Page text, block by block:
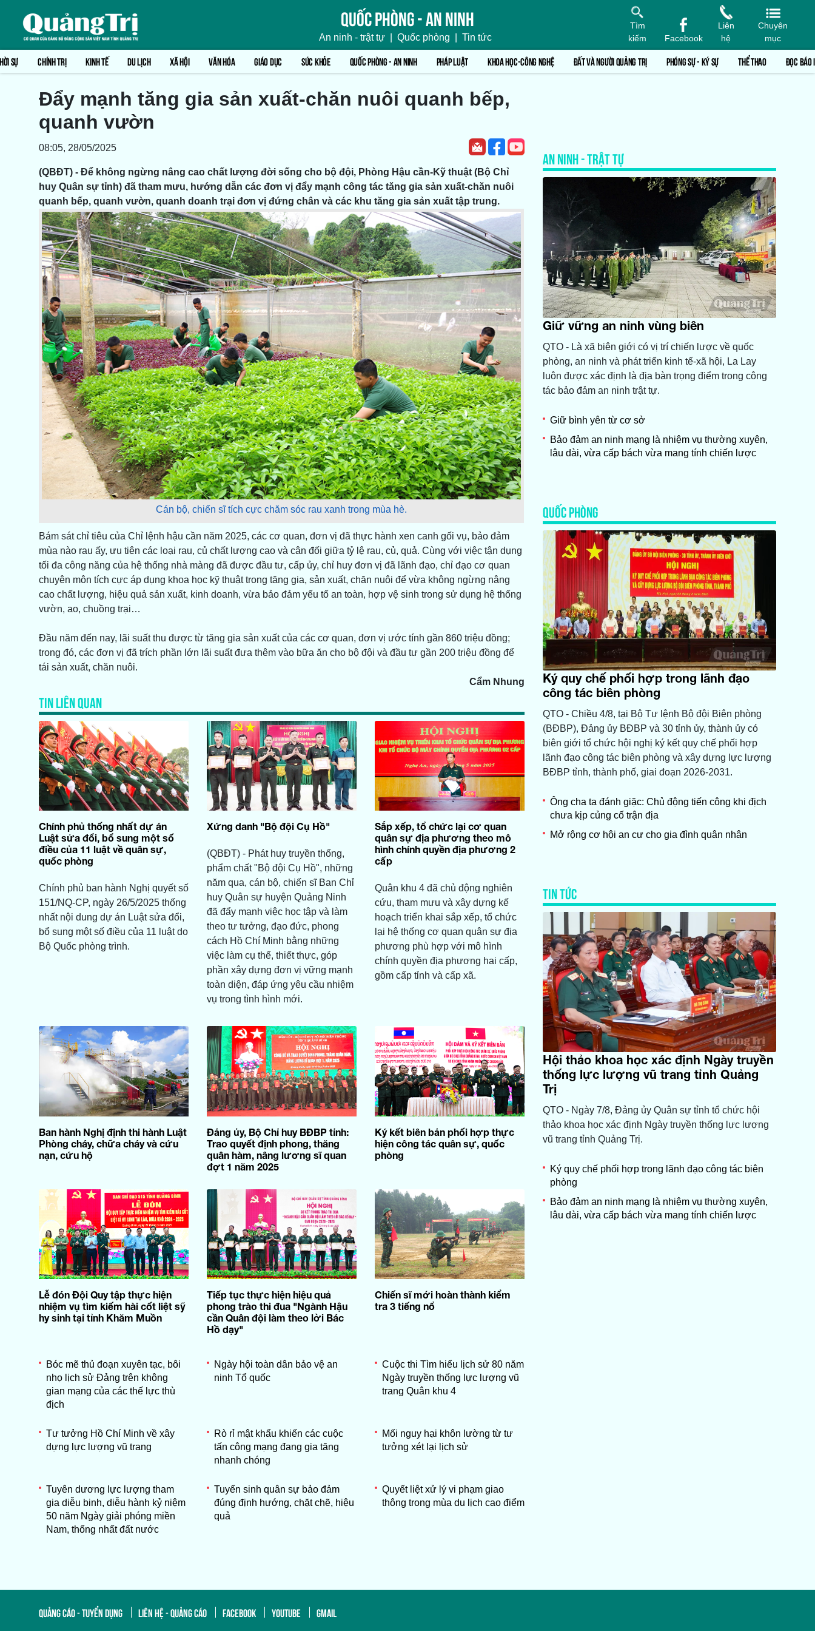
Quốc phòng - An ninh
An ninh - trật tự Quốc phòng Tin tức
Tìm
kiếm
Facebook
Liên
hệ
Chuyên
mục
SỰ CHÍNH TRỊ KINH TẾ DU LỊCH XÃ HỘI VĂN HÓA GIÁO DỤC SỨC KHỎE QUỐC PHÒNG - AN NINH PHÁP LUẬT KHOA HỌC-CÔNG NGHỆ ĐẤT VÀ NGƯỜI QUẢNG TRỊ PHÓNG SỰ - KÝ SỰ THỂ THAO ĐỌC BÁO
Đẩy mạnh tăng gia sản xuất-chăn nuôi quanh bếp,
quanh vườn
08:05, 28/05/2025
(QBĐT) - Để không ngừng nâng cao chất lượng đời sống cho bộ đội, Phòng Hậu cần-Kỹ thuật (Bộ Chỉ
huy Quân sự tỉnh) đã tham mưu, hướng dẫn các đơn vị đẩy mạnh công tác tăng gia sản xuất-chăn nuôi
quanh bếp, quanh vườn, quanh doanh trại đơn vị đứng chân và các khu tăng gia sản xuất tập trung.
Cán bộ, chiến sĩ tích cực chăm sóc rau xanh trong mùa hè.
Bám sát chỉ tiêu của Chỉ lệnh hậu cần năm 2025, các cơ quan, đơn vị đã thực hành xen canh gối vụ, bảo đảm
mùa nào rau ấy, ưu tiên các loại rau, củ chất lượng cao và cân đối giữa tỷ lệ rau, củ, quả. Cùng với việc tận dụng
tối đa công năng của hệ thống nhà màng đã được đầu tư, cấp ủy, chỉ huy đơn vị đã lãnh đạo, chỉ đạo cơ quan
chuyên môn tích cực áp dụng khoa học kỹ thuật trong tăng gia, sản xuất, chăn nuôi để vừa không ngừng nâng
cao chất lượng, hiệu quả sản xuất, kinh doanh, vừa bảo đảm yếu tố an toàn, hợp vệ sinh trong sử dụng hệ thống
vườn, ao, chuồng trại…
Đầu năm đến nay, lãi suất thu được từ tăng gia sản xuất của các cơ quan, đơn vị ước tính gần 860 triệu đồng;
trong đó, các đơn vị đã trích phần lớn lãi suất đưa thêm vào bữa ăn cho bộ đội và đầu tư gần 200 triệu đồng để
tái sản xuất, chăn nuôi.
Cẩm Nhung
TIN LIÊN QUAN
Chính phủ thống nhất dự án
Luật sửa đổi, bổ sung một số
điều của 11 luật về quân sự,
quốc phòng
Chính phủ ban hành Nghị quyết số
151/NQ-CP, ngày 26/5/2025 thống
nhất nội dung dự án Luật sửa đổi,
bổ sung một số điều của 11 luật do
Bộ Quốc phòng trình.
Xứng danh "Bộ đội Cụ Hồ"
(QBĐT) - Phát huy truyền thống,
phẩm chất "Bộ đội Cụ Hồ", những
năm qua, cán bộ, chiến sĩ Ban Chỉ
huy Quân sự huyện Quảng Ninh
đã đẩy mạnh việc học tập và làm
theo tư tưởng, đạo đức, phong
cách Hồ Chí Minh bằng những
việc làm cụ thể, thiết thực, góp
phần xây dựng đơn vị vững mạnh
toàn diện, đáp ứng yêu cầu nhiệm
vụ trong tình hình mới.
Sắp xếp, tổ chức lại cơ quan
quân sự địa phương theo mô
hình chính quyền địa phương 2
cấp
Quân khu 4 đã chủ động nghiên
cứu, tham mưu và xây dựng kế
hoạch triển khai sắp xếp, tổ chức
lại hệ thống cơ quan quân sự địa
phương phù hợp với mô hình
chính quyền địa phương hai cấp,
gồm cấp tỉnh và cấp xã.
Ban hành Nghị định thi hành Luật
Phòng cháy, chữa cháy và cứu
nạn, cứu hộ
Đảng ủy, Bộ Chỉ huy BĐBP tỉnh:
Trao quyết định phong, thăng
quân hàm, nâng lương sĩ quan
đợt 1 năm 2025
Ký kết biên bản phối hợp thực
hiện công tác quân sự, quốc
phòng
Lễ đón Đội Quy tập thực hiện
nhiệm vụ tìm kiếm hài cốt liệt sỹ
hy sinh tại tỉnh Khăm Muồn
Tiếp tục thực hiện hiệu quả
phong trào thi đua "Ngành Hậu
cần Quân đội làm theo lời Bác
Hồ dạy"
Chiến sĩ mới hoàn thành kiểm
tra 3 tiếng nổ
Bóc mẽ thủ đoạn xuyên tạc, bôi
nhọ lịch sử Đảng trên không
gian mạng của các thế lực thù
địch
Ngày hội toàn dân bảo vệ an
ninh Tổ quốc
Cuộc thi Tìm hiểu lịch sử 80 năm
Ngày truyền thống lực lượng vũ
trang Quân khu 4
Tư tưởng Hồ Chí Minh về xây
dựng lực lượng vũ trang
Rò rỉ mật khẩu khiến các cuộc
tấn công mạng đang gia tăng
nhanh chóng
Mối nguy hại khôn lường từ tư
tưởng xét lại lịch sử
Tuyên dương lực lượng tham
gia diễu binh, diễu hành kỷ niệm
50 năm Ngày giải phóng miền
Nam, thống nhất đất nước
Tuyển sinh quân sự bảo đảm
đúng định hướng, chặt chẽ, hiệu
quả
Quyết liệt xử lý vi phạm giao
thông trong mùa du lịch cao điểm
AN NINH - TRẬT TỰ
Giữ vững an ninh vùng biên
QTO - Là xã biên giới có vị trí chiến lược về quốc
phòng, an ninh và phát triển kinh tế-xã hội, La Lay
luôn được xác định là địa bàn trọng điểm trong công
tác bảo đảm an ninh trật tự.
Giữ bình yên từ cơ sở
Bảo đảm an ninh mạng là nhiệm vụ thường xuyên,
lâu dài, vừa cấp bách vừa mang tính chiến lược
QUỐC PHÒNG
Ký quy chế phối hợp trong lãnh đạo
công tác biên phòng
QTO - Chiều 4/8, tại Bộ Tư lệnh Bộ đội Biên phòng
(BĐBP), Đảng ủy BĐBP và 30 tỉnh ủy, thành ủy có
biên giới tổ chức hội nghị ký kết quy chế phối hợp
lãnh đạo công tác biên phòng và xây dựng lực lượng
BĐBP tỉnh, thành phố, giai đoạn 2026-2031.
Ông cha ta đánh giặc: Chủ động tiến công khi địch
chưa kịp củng cố trận địa
Mở rộng cơ hội an cư cho gia đình quân nhân
TIN TỨC
Hội thảo khoa học xác định Ngày truyền
thống lực lượng vũ trang tỉnh Quảng
Trị
QTO - Ngày 7/8, Đảng ủy Quân sự tỉnh tổ chức hội
thảo khoa học xác định Ngày truyền thống lực lượng
vũ trang tỉnh Quảng Trị.
Ký quy chế phối hợp trong lãnh đạo công tác biên
phòng
Bảo đảm an ninh mạng là nhiệm vụ thường xuyên,
lâu dài, vừa cấp bách vừa mang tính chiến lược
QUẢNG CÁO - TUYỂN DỤNG LIÊN HỆ - QUẢNG CÁO FACEBOOK YOUTUBE GMAIL